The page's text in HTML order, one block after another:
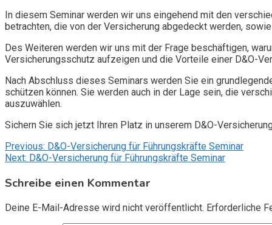
In diesem Seminar werden wir uns eingehend mit den
betrachten, die von der Versicherung abgedeckt werden,
Des Weiteren werden wir uns mit der Frage beschäftigen,
Versicherungsschutz aufzeigen und die Vorteile einer D&O-
Nach Abschluss dieses Seminars werden Sie ein
schützen können. Sie werden auch in der Lage sein, die
auszuwählen.
Sichern Sie sich jetzt Ihren Platz in unserem D&O-
Beitragsnavigation
Previous: D&O-Versicherung für Führungskräfte Seminar
Next: D&O-Versicherung für Führungskräfte Seminar
Schreibe einen Kommentar
Deine E-Mail-Adresse wird nicht veröffentlicht. Erforderliche